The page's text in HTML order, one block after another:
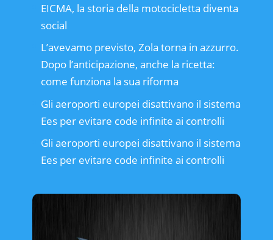
EICMA, la storia della motocicletta diventa
social
L’avevamo previsto, Zola torna in azzurro.
Dopo l’anticipazione, anche la ricetta:
come funziona la sua riforma
Gli aeroporti europei disattivano il sistema
Ees per evitare code infinite ai controlli
Gli aeroporti europei disattivano il sistema
Ees per evitare code infinite ai controlli